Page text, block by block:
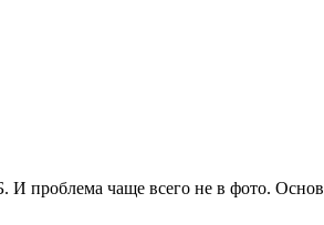
И проблема чаще всего не в фото.